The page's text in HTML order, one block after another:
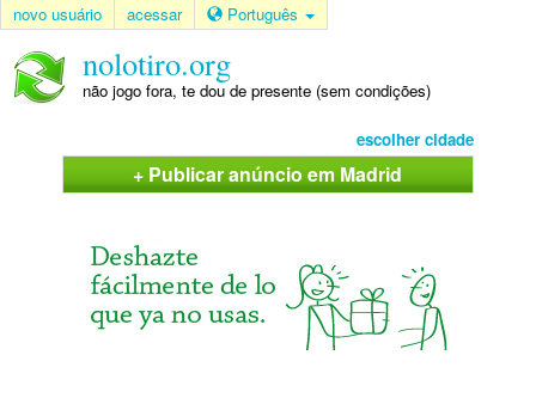
novo usuário acessar Português
nolotiro.org
não jogo fora, te dou de presente (sem condições)
escolher cidade
+ Publicar anúncio em Madrid